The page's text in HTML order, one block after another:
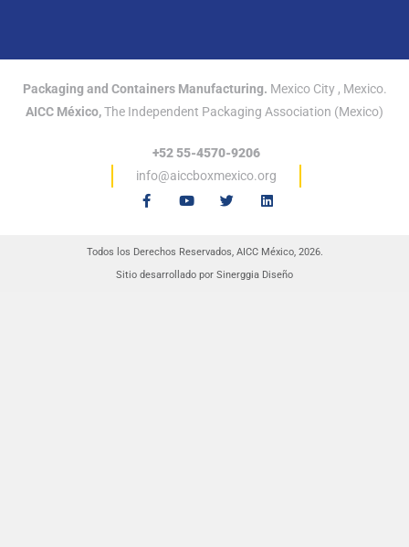
Packaging and Containers Manufacturing. Mexico City , Mexico.
AICC México,The Independent Packaging Association (Mexico)
+52 55-4570-9206
info@aiccboxmexico.org
F
a
b
o
Y
o
u
e
T
w
t
e
r
L
i
e
i
Todos los Derechos Reservados, AICC México, 2026.
Sitio desarrollado por Sinerggia Diseño